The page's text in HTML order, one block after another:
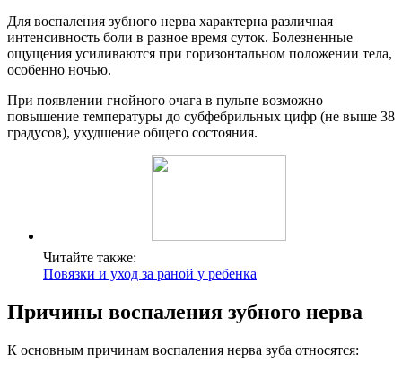
Для воспаления зубного нерва характерна различная
интенсивность боли в разное время суток. Болезненные
ощущения усиливаются при горизонтальном положении тела,
особенно ночью.
При появлении гнойного очага в пульпе возможно
повышение температуры до субфебрильных цифр (не выше 38
градусов), ухудшение общего состояния.
Читайте также:
Повязки и уход за раной у ребенка
Причины воспаления зубного нерва
К основным причинам воспаления нерва зуба относятся: